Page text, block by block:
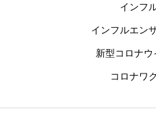
インフ
インフルエン
新型コロナ
コロナワ